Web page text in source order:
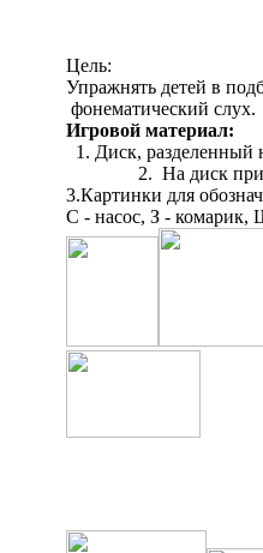
Цель:
Упражнять детей в
фонематический слух.
Игровой материал:
Диск, разделенный
На диск
3.Картинки для
С - насос, З -